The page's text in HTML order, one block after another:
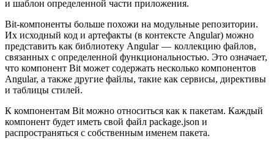
и шаблон определенной части приложения.
Bit-компоненты больше похожи на модульные репозитории.
Их исходный код и артефакты (в контексте Angular) можно
представить как библиотеку Angular — коллекцию файлов,
связанных с определенной функциональностью. Это означает,
что компонент Bit может содержать несколько компонентов
Angular, а также другие файлы, такие как сервисы, директивы
и таблицы стилей.
К компонентам Bit можно относиться как к пакетам. Каждый
компонент будет иметь свой файл package.json и
распространяться с собственным именем пакета.